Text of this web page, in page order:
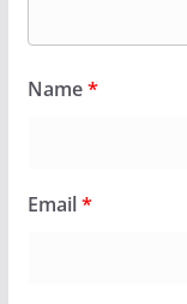
Name*
Email*